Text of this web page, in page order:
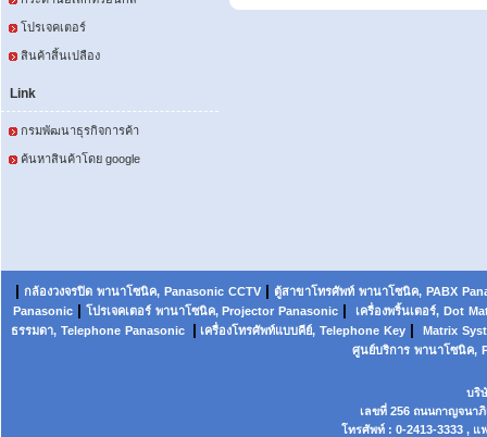
โปรเจคเตอร์
สินค้าสิ้นเปลือง
Link
กรมพัฒนาธุรกิจการค้า
ค้นหาสินค้าโดย google
| กล้องวงจรปิด พานาโซนิค, Panasonic CCTV | ตู้สาขาโทรศัพท์ พานาโซนิค, PABX
Panasonic| โปรเจคเตอร์ พานาโซนิค, Projector Panasonic| เครื่องพริ้นเตอร์, Dot
ธรรมดา, Telephone Panasonic | เครื่องโทรศัพท์แบบคีย์, Telephone Key | Matrix
ศูนย์บริการ พานาโซนิค,
บริ
เลขที่ 256 ถนนกาญจนาภิ
โทรศัพท์ : 0-2413-3333 , แ